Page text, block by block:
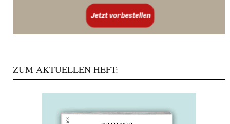
ZUM AKTUELLEN HEFT: